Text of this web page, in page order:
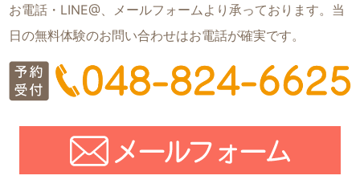
お電話・LINE@、メールフォームより承っております。当
日の無料体験のお問い合わせはお電話が確実です。